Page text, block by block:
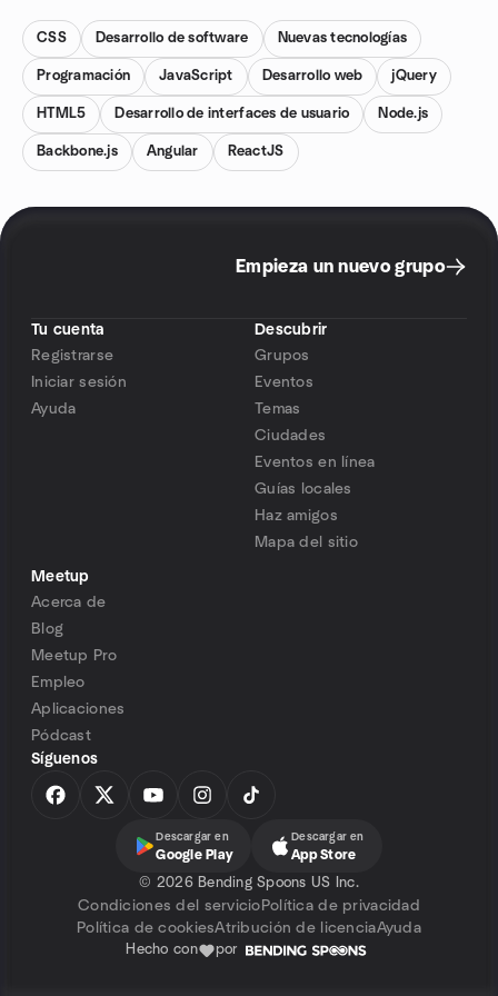
CSS Desarrollo de software Nuevas tecnologías
Programación JavaScript Desarrollo web jQuery
HTML5 Desarrollo de interfaces de usuario Node.js
Backbone.js Angular ReactJS
Empieza un nuevo grupo
Tu cuenta
Registrarse
Iniciar sesión
Ayuda
Descubrir
Grupos
Eventos
Temas
Ciudades
Eventos en línea
Guías locales
Haz amigos
Mapa del sitio
Meetup
Acerca de
Blog
Meetup Pro
Empleo
Aplicaciones
Pódcast
Síguenos
Descargar en
Google Play
Descargar en
App Store
© 2026 Bending Spoons US Inc.
Condiciones del servicio Política de privacidad
Política de cookiesAtribución de licenciaAyuda
Hecho con por